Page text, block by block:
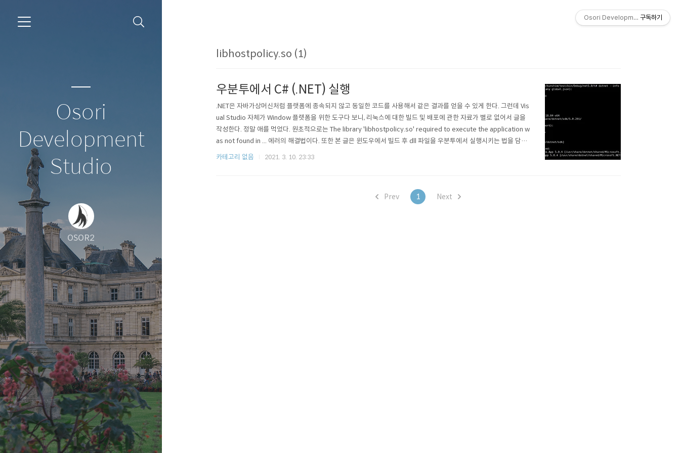
Osori
Development
Studio
OSOR2
libhostpolicy.so (1)
우분투에서 C# (.NET) 실행
.NET은 자바가상머신처럼 플랫폼에 종속되지 않고 동일한 코드를 사용해서 같은 결과를 얻을 수 있게 한다. 그런데 Vis
ual Studio 자체가 Window 플랫폼을 위한 도구다 보니, 리눅스에 대한 빌드 및 배포에 관한 자료가 별로 없어서 글을
작성한다. 정말 애를 먹었다. 원초적으로는 The library 'libhostpolicy.so' required to execute the application w
as not found in ... 에러의 해결법이다. 또한 본 글은 윈도우에서 빌드 후 dll 파일을 우분투에서 실행시키는 법을 담고
있다. 먼저 윈도우에는 닷넷 프레임워크가 깔려있다는 전제(Visual Studio를 통해서) 하에 아래 글을 읽어주길 바란다.
카테고리 없음 2021. 3. 10. 23:33
Prev 1 Next
Osori Development Studio
구독하기